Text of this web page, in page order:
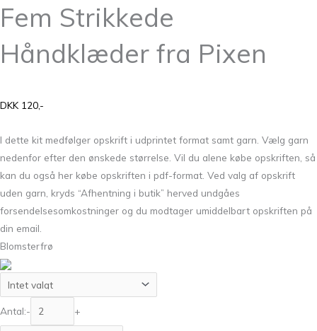
Fem Strikkede
Håndklæder fra Pixen
DKK 120,-
I dette kit medfølger opskrift i udprintet format samt garn. Vælg garn
nedenfor efter den ønskede størrelse. Vil du alene købe opskriften, så
kan du også her købe opskriften i pdf-format. Ved valg af opskrift
uden garn, kryds “Afhentning i butik” herved undgåes
forsendelsesomkostninger og du modtager umiddelbart opskriften på
din email.
Blomsterfrø
Antal:- +